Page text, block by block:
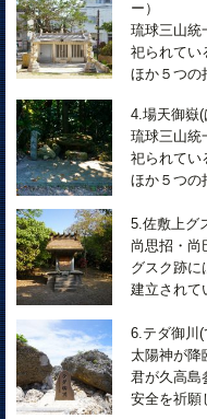
ー）
琉球三山統
祀られてい
ほか５つの
4.場天御嶽
琉球三山統
祀られてい
ほか５つの
5.佐敷上グ
尚思招・尚
グスク跡に
建立されて
6.テダ御川
太陽神が降
君が久高島
安全を祈願